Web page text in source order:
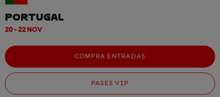
PORTUGAL
20 - 22 NOV
COMPRA ENTRADAS
PASES VIP